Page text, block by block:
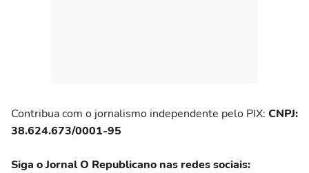
Contribua com o jornalismo independente pelo PIX: CNPJ:
38.624.673/0001-95
Siga o Jornal O Republicano nas redes sociais: